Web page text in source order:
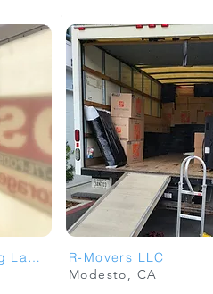
Blaylock Transport Moving Labor Services
R-Movers LLC
Modesto, CA